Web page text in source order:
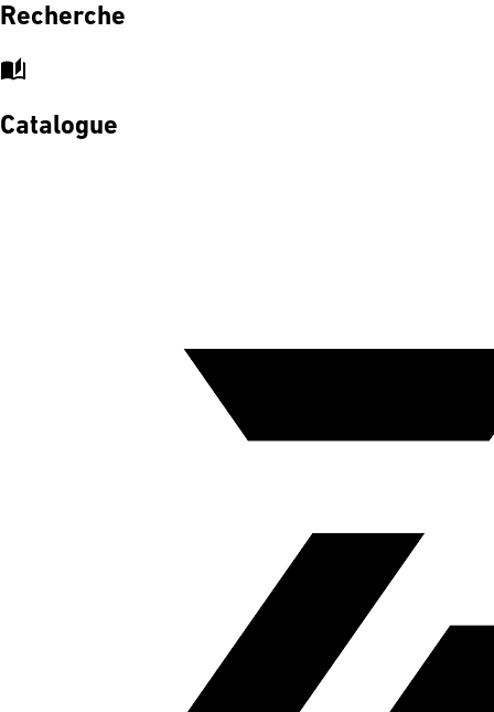
Recherche
auto_stories
Catalogue